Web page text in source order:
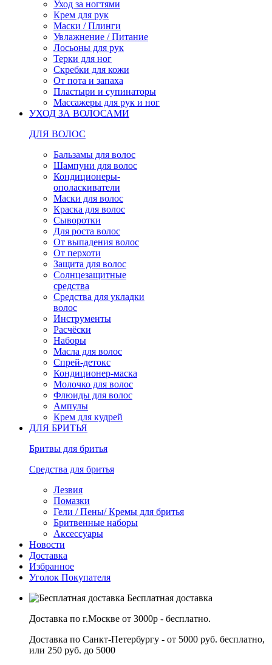
Уход за ногтями
Крем для рук
Маски / Плинги
Увлажнение / Питание
Лосьоны для рук
Терки для ног
Скребки для кожи
От пота и запаха
Пластыри и супинаторы
Массажеры для рук и ног
УХОД ЗА ВОЛОСАМИ
ДЛЯ ВОЛОС
Бальзамы для волос
Шампуни для волос
Кондиционеры-
ополаскиватели
Маски для волос
Краска для волос
Сыворотки
Для роста волос
От выпадения волос
От перхоти
Защита для волос
Солнцезащитные
средства
Средства для укладки
волос
Инструменты
Расчёски
Наборы
Масла для волос
Спрей-детокс
Кондиционер-маска
Молочко для волос
Флюиды для волос
Ампулы
Крем для кудрей
ДЛЯ БРИТЬЯ
Бритвы для бритья
Средства для бритья
Лезвия
Помазки
Гели / Пены/ Кремы для бритья
Бритвенные наборы
Аксессуары
Новости
Доставка
Избранное
Уголок Покупателя
Бесплатная доставка
Доставка по г.Москве от 3000р - бесплатно.
Доставка по Санкт-Петербургу - от 5000 руб. бесплатно,
или 250 руб. до 5000